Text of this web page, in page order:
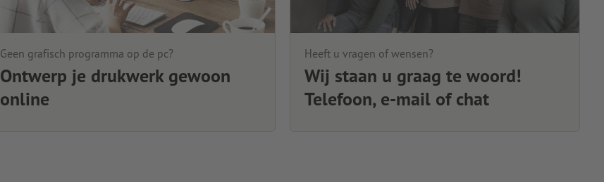
Geen grafisch programma op de pc?
Ontwerp je drukwerk gewoon
online
Heeft u vragen of wensen?
Wij staan u graag te woord!
Telefoon, e-mail of chat